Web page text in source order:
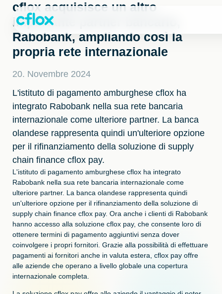
Passa
contenuto
cflox acquisisce un altro
importante partner bancario,
Rabobank, ampliando così la
propria rete internazionale
20. Novembre 2024
L'istituto di pagamento amburghese cflox ha
integrato Rabobank nella sua rete bancaria
internazionale come ulteriore partner. La banca
olandese rappresenta quindi un'ulteriore opzione
per il rifinanziamento della soluzione di supply
chain finance cflox pay.
L'istituto di pagamento amburghese cflox ha integrato
Rabobank nella sua rete bancaria internazionale come
ulteriore partner. La banca olandese rappresenta quindi
un'ulteriore opzione per il rifinanziamento della soluzione di
supply chain finance cflox pay. Ora anche i clienti di Rabobank
hanno accesso alla soluzione cflox pay, che consente loro di
ottenere termini di pagamento aggiuntivi senza dover
coinvolgere i propri fornitori. Grazie alla possibilità di effettuare
pagamenti ai fornitori anche in valuta estera, cflox pay offre
alle aziende che operano a livello globale una copertura
internazionale completa.